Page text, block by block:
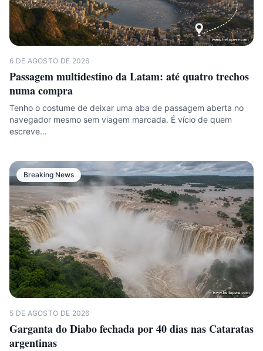
6 DE AGOSTO DE 2026
Passagem multidestino da Latam: até quatro trechos
numa compra
Tenho o costume de deixar uma aba de passagem aberta no
navegador mesmo sem viagem marcada. É vício de quem
escreve…
Breaking News
5 DE AGOSTO DE 2026
Garganta do Diabo fechada por 40 dias nas Cataratas
argentinas